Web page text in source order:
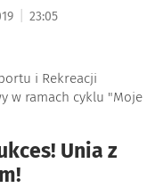
23:05
i Rekreacji
w ramach cyklu "Moje
Unia z